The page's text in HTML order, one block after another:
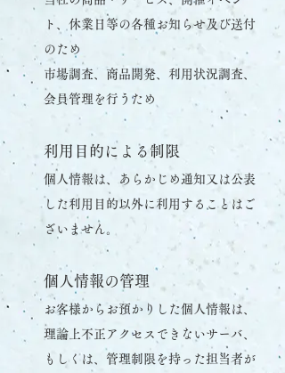
ト、休業日等の各種お知らせ及び送付
のため
市場調査、商品開発、利用状況調査、
会員管理を行うため
利用目的による制限
個人情報は、あらかじめ通知又は公表
した利用目的以外に利用することはご
ざいません。
個人情報の管理
お客様からお預かりした個人情報は、
理論上不正アクセスできないサーバ、
もしくは、管理制限を持った担当者が